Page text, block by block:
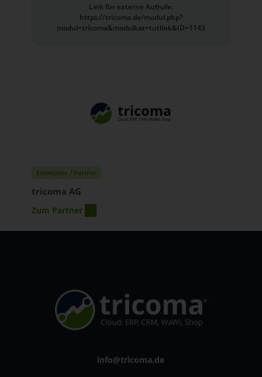
Link für externe Aufrufe:
https://tricoma.de/modul.php?
modul=tricoma&modulkat=tutlink&ID=1143
Entwickler / Partner
tricoma AG
Zum Partner
info@tricoma.de